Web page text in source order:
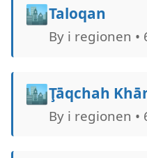
🏙️Taloqan
By i regionen •
🏙️Ţāqchah
By i regionen •